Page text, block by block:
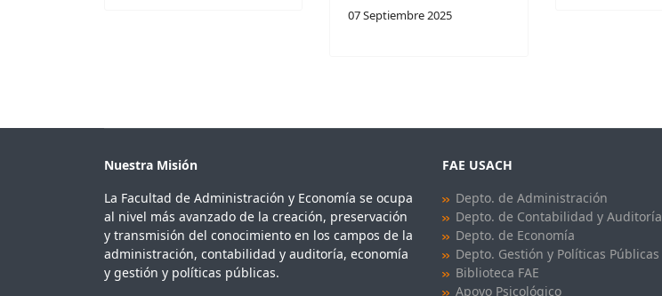
07 Septiembre 2025
Nuestra Misión
La Facultad de Administración y Economía se ocupa
al nivel más avanzado de la creación, preservación
y transmisión del conocimiento en los campos de la
administración, contabilidad y auditoría, economía
y gestión y políticas públicas.
FAE USACH
Depto. de Administración
Depto. de Contabilidad y Auditoría
Depto. de Economía
Depto. Gestión y Políticas Públicas
Biblioteca FAE
Apoyo Psicológico